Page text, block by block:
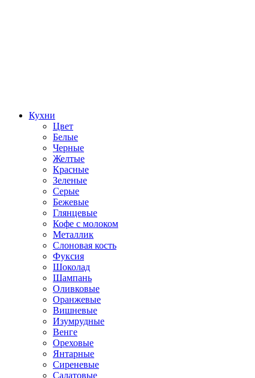
Кухни
Цвет
Белые
Черные
Желтые
Красные
Зеленые
Серые
Бежевые
Глянцевые
Кофе с молоком
Металлик
Слоновая кость
Фуксия
Шоколад
Шампань
Оливковые
Оранжевые
Вишневые
Изумрудные
Венге
Ореховые
Янтарные
Сиреневые
Салатовые